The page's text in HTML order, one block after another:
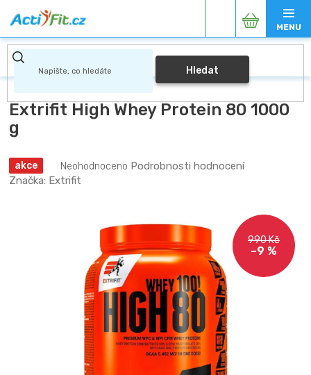
na
obsah
Hledat
Nákupní
košík
Extrifit High Whey Protein 80 1000
g
akce
Průměrné
hodnocení
hvězdiček.
Neohodnoceno Podrobnosti hodnocení
Značka: Extrifit
990 Kč
–9 %